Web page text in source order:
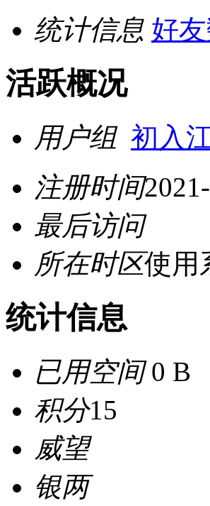
统计信息 好
活跃概况
用户组 初入
注册时间
最后访问
所在时区使用
统计信息
已用空间0 B
积分15
威望
银两